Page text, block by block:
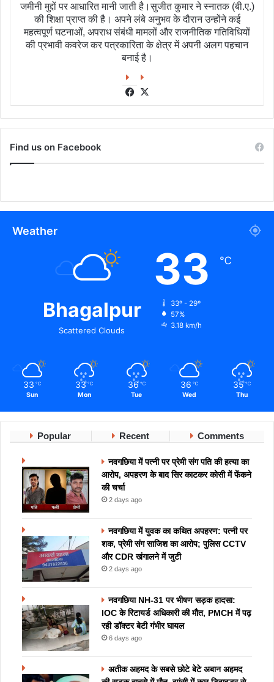
जमीनी मुद्दों पर आधारित मानी जाती है।सुजीत कुमार ने स्नातक (बी.ए.)
की शिक्षा प्राप्त की है। अपने लंबे अनुभव के दौरान उन्होंने कई
महत्वपूर्ण घटनाओं, अपराध संबंधी मामलों और राजनीतिक गतिविधियों
की प्रभावी कवरेज कर पत्रकारिता के क्षेत्र में अपनी अलग पहचान
बनाई है।
Facebook
Find us on Facebook
Weather
Bhagalpur
Scattered Clouds
33 ℃
33º - 29º
57%
3.18 km/h
33 ℃
Sun
33 ℃
Mon
36 ℃
Tue
36 ℃
Wed
35 ℃
Thu
Popular Recent Comments
नवगछिया में पत्नी पर प्रेमी संग पति की हत्या का
आरोप, अपहरण के बाद सिर काटकर कोसी में फेंकने
की चर्चा
2 days ago
नवगछिया में युवक का कथित अपहरण: पत्नी पर
शक, प्रेमी संग साजिश का आरोप; पुलिस CCTV
और CDR खंगालने में जुटी
2 days ago
नवगछिया NH-31 पर भीषण सड़क हादसा:
IOC के रिटायर्ड अधिकारी की मौत, PMCH में पढ़
रही डॉक्टर बेटी गंभीर घायल
6 days ago
अतीक अहमद के सबसे छोटे बेटे अबान अहमद